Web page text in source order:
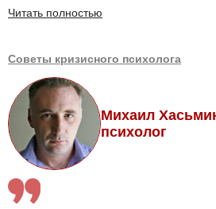
Читать полностью
Советы кризисного психолога
Михаил
психолог